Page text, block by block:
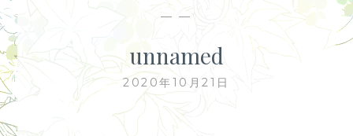
— —
unnamed
2020年10月21日